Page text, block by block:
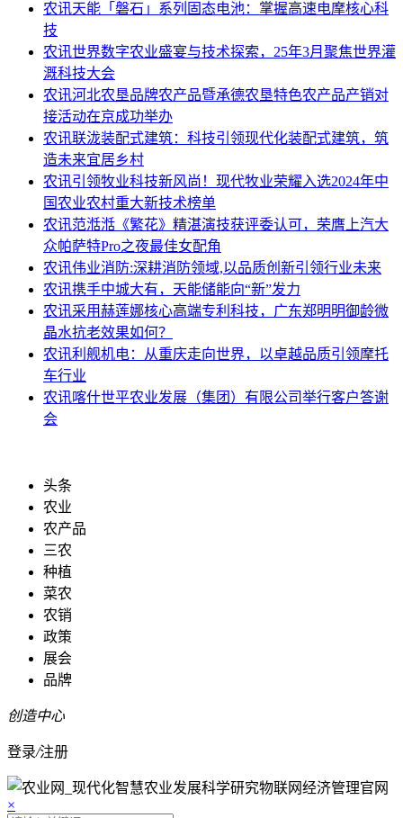
农讯天能「磐石」系列固态电池：掌握高速电摩核心科
技
农讯世界数字农业盛宴与技术探索，25年3月聚焦世界灌
溉科技大会
农讯河北农垦品牌农产品暨承德农垦特色农产品产销对
接活动在京成功举办
农讯联泷装配式建筑：科技引领现代化装配式建筑，筑
造未来宜居乡村
农讯引领牧业科技新风尚！现代牧业荣耀入选2024年中
国农业农村重大新技术榜单
农讯范湉湉《繁花》精湛演技获评委认可，荣膺上汽大
众帕萨特Pro之夜最佳女配角
农讯伟业消防:深耕消防领域,以品质创新引领行业未来
农讯携手中城大有，天能储能向“新”发力
农讯采用赫莲娜核心高端专利科技，广东郑明明御龄微
晶水抗老效果如何？
农讯利舰机电：从重庆走向世界，以卓越品质引领摩托
车行业
农讯喀什世平农业发展（集团）有限公司举行客户答谢
会
头条
农业
农产品
三农
种植
菜农
农销
政策
展会
品牌
创造中心
登录/注册
×